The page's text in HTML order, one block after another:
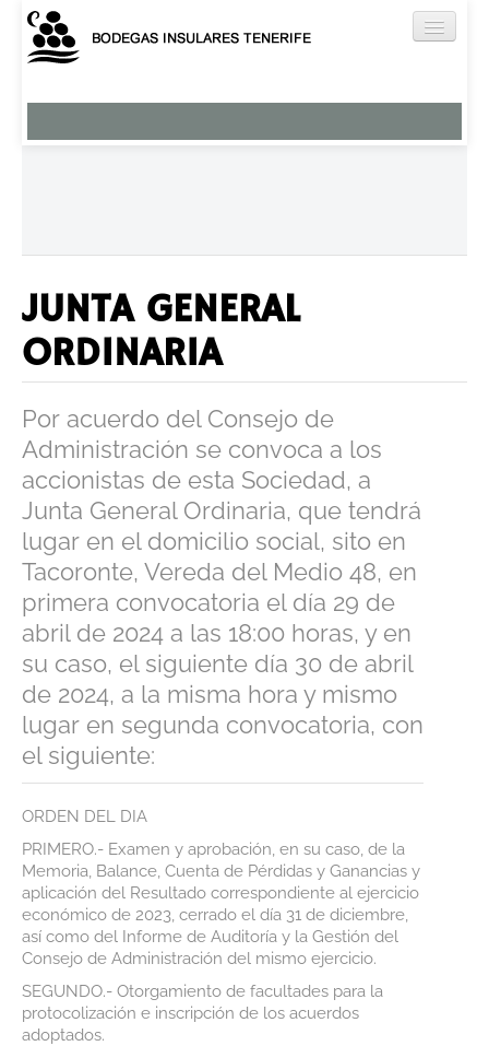
Viña Norte
Humboldt
Aguardientes y licores
Vermut
Bodega
Enoturismo
Premios
Noticias
Contacto
Corporativa
Tienda Online
JUNTA GENERAL
ORDINARIA
Por acuerdo del Consejo de
Administración se convoca a los
accionistas de esta Sociedad, a
Junta General Ordinaria, que tendrá
lugar en el domicilio social, sito en
Tacoronte, Vereda del Medio 48, en
primera convocatoria el día 29 de
abril de 2024 a las 18:00 horas, y en
su caso, el siguiente día 30 de abril
de 2024, a la misma hora y mismo
lugar en segunda convocatoria, con
el siguiente:
ORDEN DEL DIA
PRIMERO.- Examen y aprobación, en su caso, de la
Memoria, Balance, Cuenta de Pérdidas y Ganancias y
aplicación del Resultado correspondiente al ejercicio
económico de 2023, cerrado el día 31 de diciembre,
así como del Informe de Auditoría y la Gestión del
Consejo de Administración del mismo ejercicio.
SEGUNDO.- Otorgamiento de facultades para la
protocolización e inscripción de los acuerdos
adoptados.